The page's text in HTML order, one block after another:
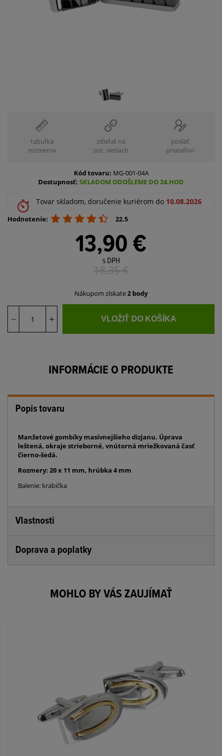
tabuľka
rozmerov
zdieľať na
soc. sietiach
poslať
priateľovi
Kód tovaru: MG-001-04A
Dostupnosť: SKLADOM ODOŠLEME DO 24.HOD
Tovar skladom, doručenie kuriérom do 10.08.2026
Hodnotenie: 22.5
13,90 €
s DPH
18,35€
Nákupom získate2 body
VLOŽIŤ DO KOŠÍKA
INFORMÁCIE O PRODUKTE
Popis tovaru
Manžetové gombíky masívnejšieho dizjanu. Úprava
leštená, okraje strieborné, vnútorná mriežkovaná časť
čierno-šedá.
Rozmery: 20 x 11 mm, hrúbka 4 mm
Balenie: krabička
Vlastnosti
Doprava a poplatky
MOHLO BY VÁS ZAUJÍMAŤ